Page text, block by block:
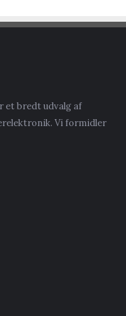
et bredt udvalg af
Vi formidler